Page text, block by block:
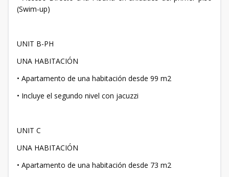
(Swim-up)
UNIT B-PH
UNA HABITACIÓN
• Apartamento de una habitación desde 99 m2
• Incluye el segundo nivel con jacuzzi
UNIT C
UNA HABITACIÓN
• Apartamento de una habitación desde 73 m2